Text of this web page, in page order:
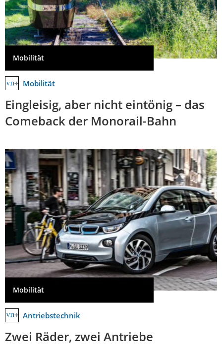
Mobilität
Mobilität
Eingleisig, aber nicht eintönig – das
Comeback der Monorail-Bahn
Mobilität
Antriebstechnik
Zwei Räder, zwei Antriebe